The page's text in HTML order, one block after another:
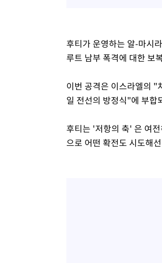
후티가 운영하는 알-마시
루트 남부 폭격에 대한 보
이번 공격은 이스라엘의 "
일 전선의 방정식"에 부합
후티는 '저항의 축' 은 여
으로 어떤 확전도 시도해